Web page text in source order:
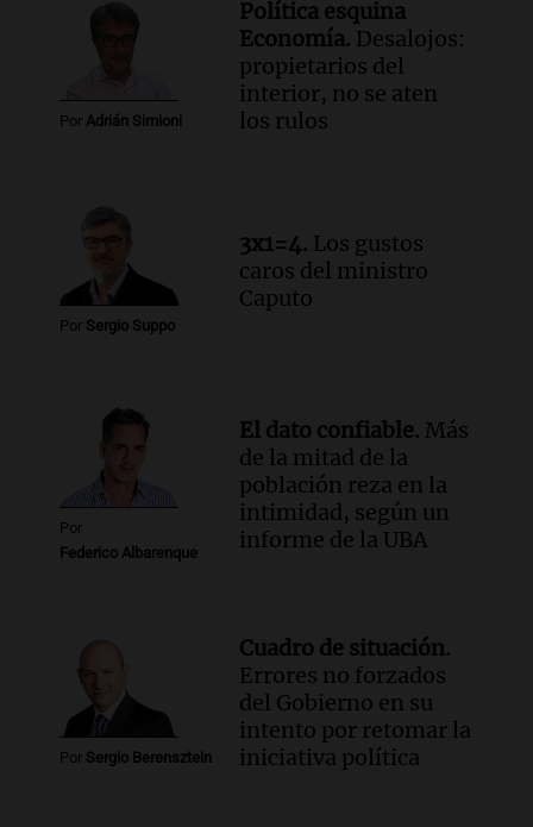
de julio será menor al 2,9% registrado
en CABA
Una mañana para todos
Episodios
Una mañana para todos
Episodios
Audio.Chile planteó mejorar la
conectividad fronteriza, aérea y digital
con Jujuy
Por Adrián Simioni
Política esquina
Economía. Desalojos:
propietarios del
interior, no se aten
los rulos
Por Sergio Suppo
3x1=4. Los gustos
caros del ministro
Caputo
Por
Federico Albarenque
El dato confiable. Más
de la mitad de la
población reza en la
intimidad, según un
informe de la UBA
Por Sergio Berensztein
Cuadro de situación.
Errores no forzados
del Gobierno en su
intento por retomar la
iniciativa política